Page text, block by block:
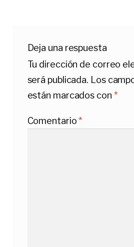
Deja una respuesta
Tu dirección de correo
será publicada. Los
están marcados con *
Comentario*